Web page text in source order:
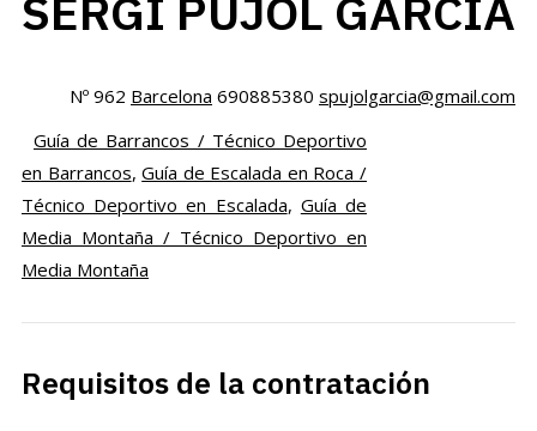
Nº 962 Barcelona 690885380 spujolgarcia@gmail.com
Guía de Barrancos / Técnico Deportivo
en Barrancos,Guía de Escalada en Roca /
Técnico Deportivo en Escalada, Guía de
Media Montaña / Técnico Deportivo en
Media Montaña
Requisitos de la contratación